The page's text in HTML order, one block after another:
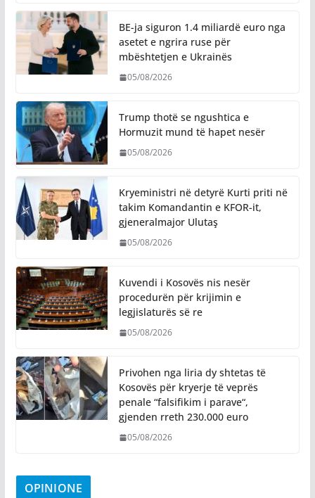
BE-ja siguron 1.4 miliardë euro nga
asetet e ngrira ruse për
mbështetjen e Ukrainës
05/08/2026
Trump thotë se ngushtica e
Hormuzit mund të hapet nesër
05/08/2026
Kryeministri në detyrë Kurti priti në
takim Komandantin e KFOR-it,
gjeneralmajor Ulutaş
05/08/2026
Kuvendi i Kosovës nis nesër
procedurën për krijimin e
legjislaturës së re
05/08/2026
Privohen nga liria dy shtetas të
Kosovës për kryerje të veprës
penale “falsifikim i parave“,
gjenden rreth 230.000 euro
05/08/2026
OPINIONE